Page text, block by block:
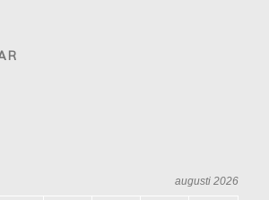
augusti 2026